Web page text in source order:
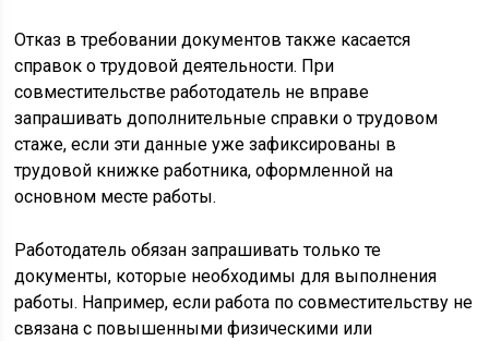
Отказ в требовании документов также касается
справок о трудовой деятельности. При
совместительстве работодатель не вправе
запрашивать дополнительные справки о трудовом
стаже, если эти данные уже зафиксированы в
трудовой книжке работника, оформленной на
основном месте работы.
Работодатель обязан запрашивать только те
документы, которые необходимы для выполнения
работы. Например, если работа по совместительству не
связана с повышенными физическими или